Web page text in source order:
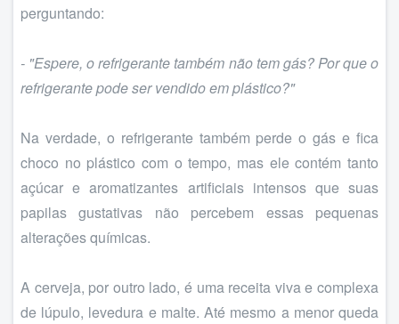
perguntando:
- "Espere, o refrigerante também não tem gás? Por que o
refrigerante pode ser vendido em plástico?"
Na verdade, o refrigerante também perde o gás e fica
choco no plástico com o tempo, mas ele contém tanto
açúcar e aromatizantes artificiais intensos que suas
papilas gustativas não percebem essas pequenas
alterações químicas.
A cerveja, por outro lado, é uma receita viva e complexa
de lúpulo, levedura e malte. Até mesmo a menor queda